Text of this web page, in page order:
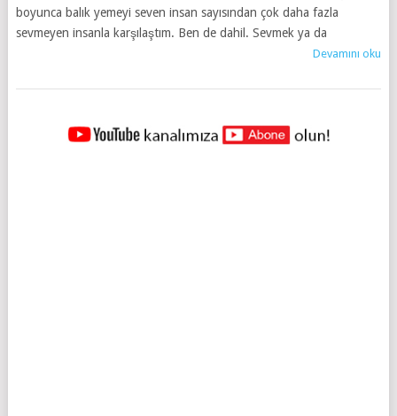
boyunca balık yemeyi seven insan sayısından çok daha fazla
sevmeyen insanla karşılaştım. Ben de dahil. Sevmek ya da
Devamını oku
YAZILAR